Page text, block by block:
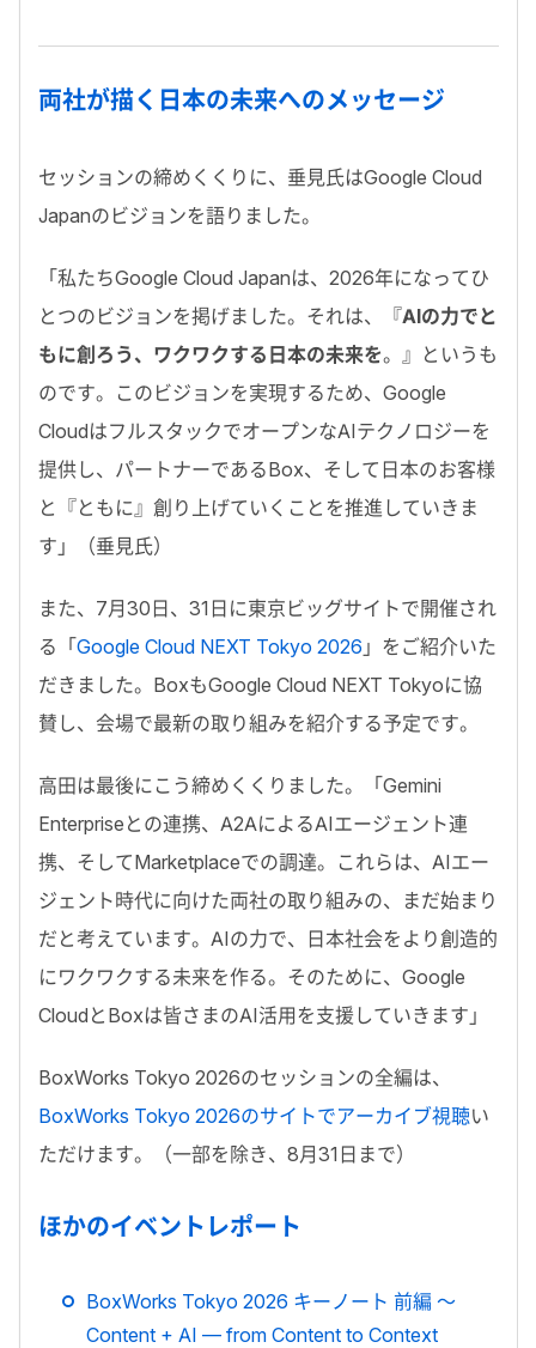
両社が描く日本の未来へのメッセージ
セッションの締めくくりに、垂見氏はGoogle Cloud
Japanのビジョンを語りました。
「私たちGoogle Cloud Japanは、2026年になってひ
とつのビジョンを掲げました。それは、『AIの力でと
もに創ろう、ワクワクする日本の未来を。』というも
のです。 このビジョンを実現するため、Google
CloudはフルスタックでオープンなAIテクノロジーを
提供し、パートナーであるBox、そして日本のお客様
と『ともに』創り上げていくことを推進していきま
す」（垂見氏）
また、7月30日、31日に東京ビッグサイトで開催され
る「Google Cloud NEXT Tokyo 2026 」をご紹介いた
だきました。BoxもGoogle Cloud NEXT Tokyoに協
賛し、会場で最新の取り組みを紹介する予定です。
高田は最後にこう締めくくりました。「Gemini
Enterpriseとの連携、A2AによるAIエージェント連
携、そしてMarketplaceでの調達。これらは、AIエー
ジェント時代に向けた両社の取り組みの、まだ始まり
だと考えています。AIの力で、日本社会をより創造的
にワクワクする未来を作る。そのために、Google
CloudとBoxは皆さまのAI活用を支援していきます 」
BoxWorks Tokyo 2026のセッションの全編は、
BoxWorks Tokyo 2026のサイトでアーカイブ視聴い
ただけます。（一部を除き、8月31日まで）
ほかのイベントレポート
BoxWorks Tokyo 2026 キーノート 前編 ～
Content + AI — from Content to Context